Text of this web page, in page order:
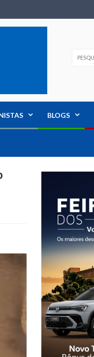
BLOGS